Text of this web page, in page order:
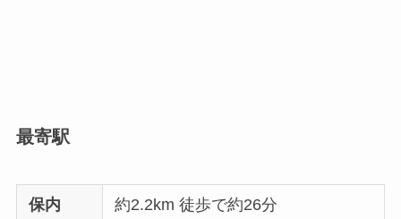
最寄駅
保内 約2.2km 徒歩で約26分